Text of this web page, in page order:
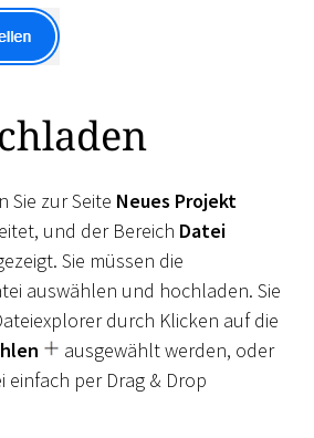
Sie zur Seite Neues Projekt
und der Bereich Datei
Sie müssen die
auswählen und hochladen. Sie
durch Klicken auf die
ausgewählt werden, oder
einfach per Drag & Drop